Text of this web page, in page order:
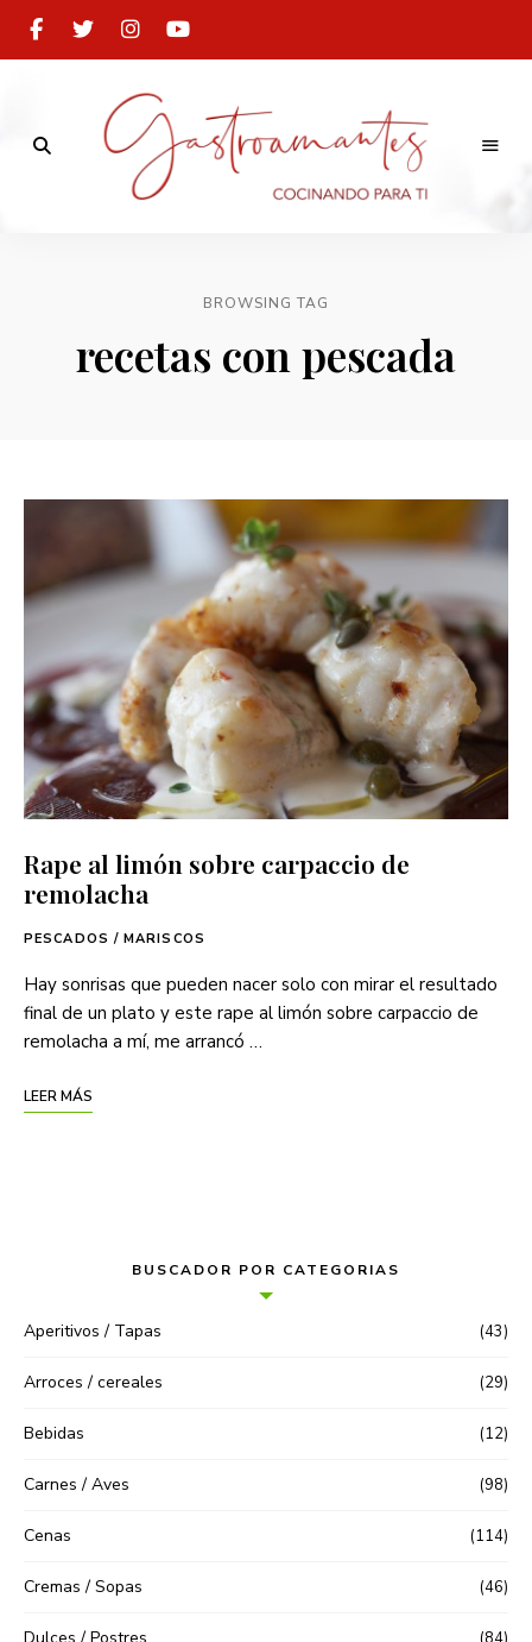
BROWSING TAG
recetas con pescada
Rape al limón sobre carpaccio de
remolacha
PESCADOS / MARISCOS
Hay sonrisas que pueden nacer solo con mirar el resultado
final de un plato y este rape al limón sobre carpaccio de
remolacha a mí, me arrancó …
LEER MÁS
BUSCADOR POR CATEGORIAS
Aperitivos / Tapas (43)
Arroces / cereales (29)
Bebidas (12)
Carnes / Aves (98)
Cenas (114)
Cremas / Sopas (46)
Dulces / Postres